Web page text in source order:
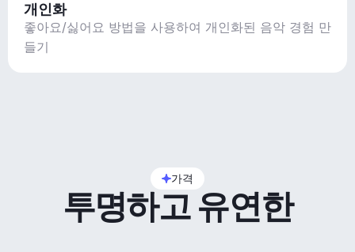
개인화
좋아요/싫어요 방법을 사용하여 개인화된 음악 경험 만
들기
가격
투명하고 유연한